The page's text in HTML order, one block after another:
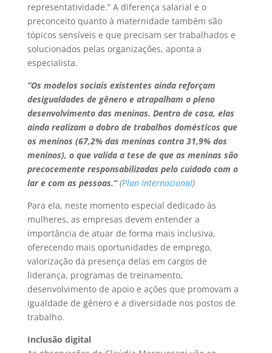
representatividade.” A diferença salarial e o
preconceito quanto à maternidade também são
tópicos sensíveis e que precisam ser trabalhados e
solucionados pelas organizações, aponta a
especialista.
“Os modelos sociais existentes ainda reforçam
desigualdades de gênero e atrapalham o pleno
desenvolvimento das meninas. Dentro de casa, elas
ainda realizam o dobro de trabalhos domésticos que
os meninos (67,2% das meninas contra 31,9% dos
meninos), o que valida a tese de que as meninas são
precocemente responsabilizadas pelo cuidado com o
lar e com as pessoas.”(Plan Internacional)
Para ela, neste momento especial dedicado às
mulheres, as empresas devem entender a
importância de atuar de forma mais inclusiva,
oferecendo mais oportunidades de emprego,
valorização da presença delas em cargos de
liderança, programas de treinamento,
desenvolvimento de apoio e ações que promovam a
igualdade de gênero e a diversidade nos postos de
trabalho.
Inclusão digital